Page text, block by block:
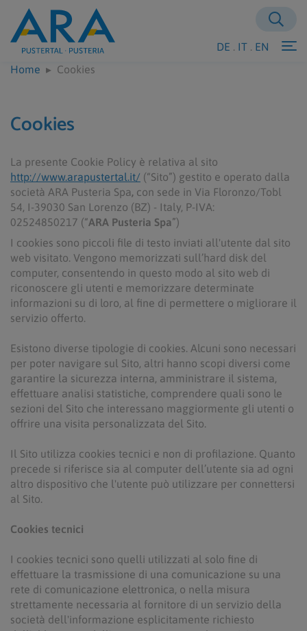
DE . IT . EN
Home ▸ Cookies
Cookies
La presente Cookie Policy è relativa al sito
http://www.arapustertal.it/ (“Sito”) gestito e operato dalla
società ARA Pusteria Spa, con sede in Via Floronzo/Tobl
54, I-39030 San Lorenzo (BZ) - Italy, P-IVA:
02524850217 (“ARA Pusteria Spa”)
I cookies sono piccoli file di testo inviati all'utente dal sito
web visitato. Vengono memorizzati sull’hard disk del
computer, consentendo in questo modo al sito web di
riconoscere gli utenti e memorizzare determinate
informazioni su di loro, al fine di permettere o migliorare il
servizio offerto.
Esistono diverse tipologie di cookies. Alcuni sono necessari
per poter navigare sul Sito, altri hanno scopi diversi come
garantire la sicurezza interna, amministrare il sistema,
effettuare analisi statistiche, comprendere quali sono le
sezioni del Sito che interessano maggiormente gli utenti o
offrire una visita personalizzata del Sito.
Il Sito utilizza cookies tecnici e non di profilazione. Quanto
precede si riferisce sia al computer dell’utente sia ad ogni
altro dispositivo che l'utente può utilizzare per connettersi
al Sito.
Cookies tecnici
I cookies tecnici sono quelli utilizzati al solo fine di
effettuare la trasmissione di una comunicazione su una
rete di comunicazione elettronica, o nella misura
strettamente necessaria al fornitore di un servizio della
società dell'informazione esplicitamente richiesto